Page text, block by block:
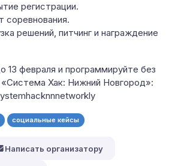
регистрации.
соревнования.
решений, питчинг и награждение
13 февраля и программируйте без
«Система Хак: Нижний Новгород»:
социальные кейсы
Написать организатору